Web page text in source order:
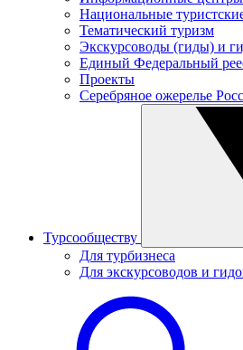
Национальные
Тематический туризм
Экскурсоводы (гиды) и
Единый Федеральный
Проекты
Серебряное ожерелье
Турсообществу
Для турбизнеса
Для экскурсоводов и